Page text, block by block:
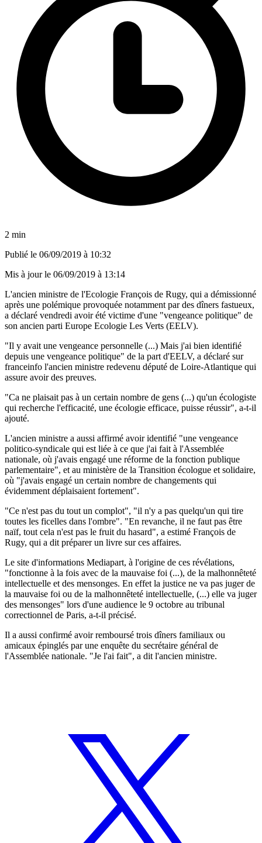
2 min
Publié le 06/09/2019 à 10:32
Mis à jour le 06/09/2019 à 13:14
L'ancien ministre de l'Ecologie François de Rugy, qui a démissionné
après une polémique provoquée notamment par des dîners fastueux,
a déclaré vendredi avoir été victime d'une "vengeance politique" de
son ancien parti Europe Ecologie Les Verts (EELV).
"Il y avait une vengeance personnelle (...) Mais j'ai bien identifié
depuis une vengeance politique" de la part d'EELV, a déclaré sur
franceinfo l'ancien ministre redevenu député de Loire-Atlantique qui
assure avoir des preuves.
"Ca ne plaisait pas à un certain nombre de gens (...) qu'un écologiste
qui recherche l'efficacité, une écologie efficace, puisse réussir", a-t-il
ajouté.
L'ancien ministre a aussi affirmé avoir identifié "une vengeance
politico-syndicale qui est liée à ce que j'ai fait à l'Assemblée
nationale, où j'avais engagé une réforme de la fonction publique
parlementaire", et au ministère de la Transition écologue et solidaire,
où "j'avais engagé un certain nombre de changements qui
évidemment déplaisaient fortement".
"Ce n'est pas du tout un complot", "il n'y a pas quelqu'un qui tire
toutes les ficelles dans l'ombre". "En revanche, il ne faut pas être
naïf, tout cela n'est pas le fruit du hasard", a estimé François de
Rugy, qui a dit préparer un livre sur ces affaires.
Le site d'informations Mediapart, à l'origine de ces révélations,
"fonctionne à la fois avec de la mauvaise foi (...), de la malhonnêteté
intellectuelle et des mensonges. En effet la justice ne va pas juger de
la mauvaise foi ou de la malhonnêteté intellectuelle, (...) elle va juger
des mensonges" lors d'une audience le 9 octobre au tribunal
correctionnel de Paris, a-t-il précisé.
Il a aussi confirmé avoir remboursé trois dîners familiaux ou
amicaux épinglés par une enquête du secrétaire général de
l'Assemblée nationale. "Je l'ai fait", a dit l'ancien ministre.